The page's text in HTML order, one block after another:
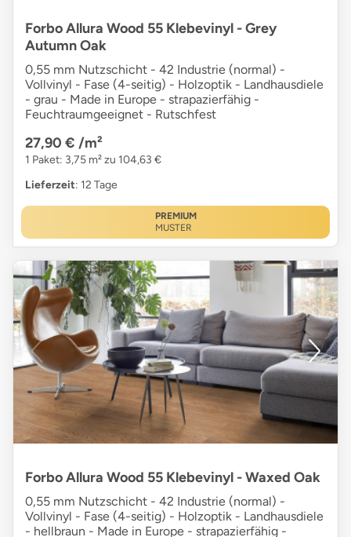
Forbo Allura Wood 55 Klebevinyl - Grey
Autumn Oak
0,55 mm Nutzschicht - 42 Industrie (normal) -
Vollvinyl - Fase (4-seitig) - Holzoptik - Landhausdiele
- grau - Made in Europe - strapazierfähig -
Feuchtraumgeeignet - Rutschfest
27,90 € /m²
1 Paket: 3,75 m² zu 104,63 €
Lieferzeit: 12 Tage
PREMIUM
MUSTER
Forbo Allura Wood 55 Klebevinyl - Waxed Oak
0,55 mm Nutzschicht - 42 Industrie (normal) -
Vollvinyl - Fase (4-seitig) - Holzoptik - Landhausdiele
- hellbraun - Made in Europe - strapazierfähig -